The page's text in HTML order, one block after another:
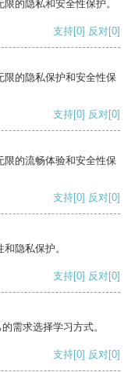
的隐私和安全性保护。
支持[0] 反对[0]
限的隐私保护和安全性保
支持[0] 反对[0]
限的流畅体验和安全性保
支持[0] 反对[0]
隐私保护。
支持[0] 反对[0]
需求选择学习方式。
支持[0] 反对[0]